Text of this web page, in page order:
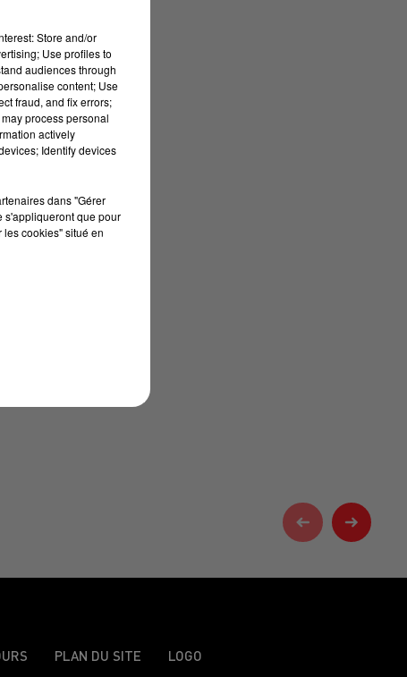
PLAN DU SITE LOGO
Store and/or
Use profiles to
audiences through
content; Use
fraud, and fix errors;
process personal
actively
Identify devices
dans "Gérer
s'appliqueront que pour
les cookies" situé en